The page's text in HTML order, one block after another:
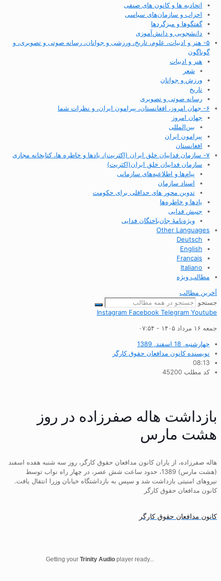
اتحادیه ها و کانون های صنفی
احزاب و سازمان‌های سیاسی
گفتگوها و میزگردها
دانشجویی و دانش‌آموزی
۵- هنر و ادبیات، علوم، تاریخ، ورزشی و جوانان، رسانه صوتی و تصویری، و
گوناگون
هنر و ادبیات
شعر
ورزش و جوانان
تاریخ
رسانه صوتی و تصویری
۶- جهان امروز، افغانستان، پیرامون ایران، و نظرات شما
جهان امروز
بین‌المللی
پیرامون ایران
افغانستان
۷- سازمان فداییان خلق ایران (اکثریت)، یادها و خاطره ها، کتابخانه مجازی
سازمان فداییان خلق ایران(اکثریت)
پیام‌ها و اطلاعیه‌های سازمانی
اسناد سازمان
تدوین محور های حداقلی برای حکومت
یادها و خاطره‌ها
جنبش فدایی
ویژه‌نامهٔ جان‌باختگان فدایی
Other Languages
Deutsch
English
Francais
Italiano
مطالب ویژه
آخرین مطالب
جستجو
Instagram Facebook Telegram Youtube
جمعه ۱۶ مرداد ۱۴۰۵ - ۰۷:۵۴
چهارشنبه, 18 اسفند, 1389
نویسنده کانون مدافعان حقوق کارگر
08:13
کد مطلب 45200
بازداشت هاله صفرزاده در روز
هشت مارس
هاله صفرزاده، از یاران کانون مدافعان حقوق کارگر، روز سه شنبه هفده اسفند
(هشت مارس) 1389، حدود ساعت شش عصر، در چهار راه نواب توسط
نیروهای امنیتی بازداشت شد و سپس به بازداشتگاه خیابان وزرا انتقال یافت.
کانون مدافعان حقوق کارگر
کانون مدافعان حقوق کارگر
Getting your Trinity Audio player ready...